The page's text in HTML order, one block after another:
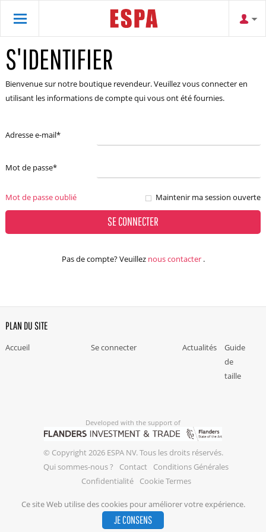
Ce site Web utilise des cookies pour améliorer votre expérience.
JE CONSENS
S'IDENTIFIER
Bienvenue sur notre boutique revendeur. Veuillez vous connecter en
utilisant les informations de compte qui vous ont été fournies.
Adresse e-mail*
Mot de passe*
Mot de passe oublié Maintenir ma session ouverte
SE CONNECTER
Pas de compte? Veuillez nous contacter.
PLAN DU SITE
Accueil Se connecter Actualités
Guide
de
taille
Developed with the support of
© Copyright 2026 ESPA NV. Tous les droits réservés.
Qui sommes-nous ?
Contact
Conditions Générales
Confidentialité
Cookie Termes